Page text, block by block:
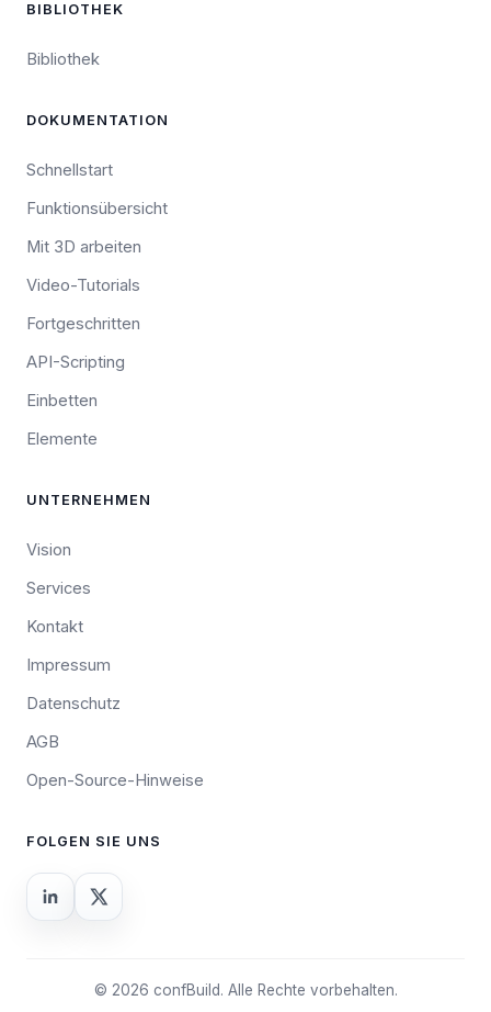
BIBLIOTHEK
Bibliothek
DOKUMENTATION
Schnellstart
Funktionsübersicht
Mit 3D arbeiten
Video-Tutorials
Fortgeschritten
API-Scripting
Einbetten
Elemente
UNTERNEHMEN
Vision
Services
Kontakt
Impressum
Datenschutz
AGB
Open-Source-Hinweise
FOLGEN SIE UNS
© 2026 confBuild. Alle Rechte vorbehalten.